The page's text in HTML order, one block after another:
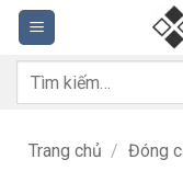
Bỏ
qua
nội
dung
Tìm
Trang chủ / Đóng